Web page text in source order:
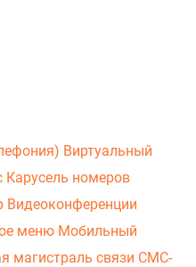
Виртуальный
Карусель номеров
Видеоконференции
меню Мобильный
магистраль связи СМС-